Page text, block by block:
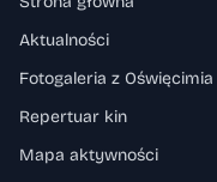
Aktualności
Fotogaleria z Oświęcimia
Repertuar kin
Mapa aktywności